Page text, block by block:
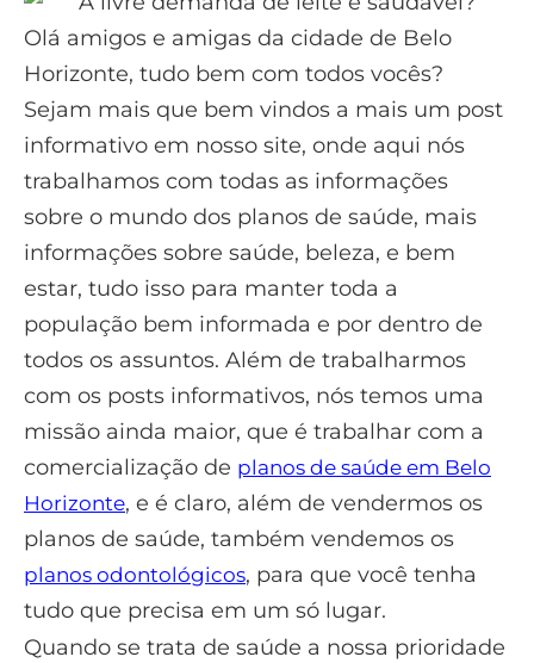
Olá amigos e amigas da cidade de Belo
Horizonte, tudo bem com todos vocês?
Sejam mais que bem vindos a mais um post
informativo em nosso site, onde aqui nós
trabalhamos com todas as informações
sobre o mundo dos planos de saúde, mais
informações sobre saúde, beleza, e bem
estar, tudo isso para manter toda a
população bem informada e por dentro de
todos os assuntos. Além de trabalharmos
com os posts informativos, nós temos uma
missão ainda maior, que é trabalhar com a
comercialização de planos de saúde em Belo
Horizonte, e é claro, além de vendermos os
planos de saúde, também vendemos os
planos odontológicos, para que você tenha
tudo que precisa em um só lugar.
Quando se trata de saúde a nossa prioridade